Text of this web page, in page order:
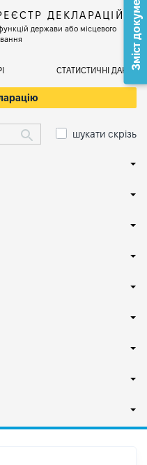
ДЕКЛАРАЦІЙ
держави або місцевого
СТАТИСТИЧНІ ДАНІ
шукати скрізь
Зміст документа